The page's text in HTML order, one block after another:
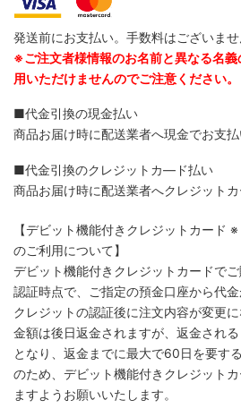
発送前にお支払い。手数料はございませ
※ご注文者様情報のお名前と異なる名
用いただけませんのでご注意ください。
■代金引換の現金払い
商品お届け時に配送業者へ現金でお支払
■代金引換のクレジットカ―ド払い
商品お届け時に配送業者へクレジットカ
【デビット機能付きクレジットカード ※
のご利用について】
デビット機能付きクレジットカードで
認証時点で、ご指定の預金口座から代金
クレジットの認証後に注文内容が変更
金額は後日返金されますが、返金され
となり、返金までに最大で60日を要す
のため、デビット機能付きクレジット
ますようお願いいたします。